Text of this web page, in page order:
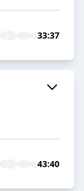
33:37
43:40